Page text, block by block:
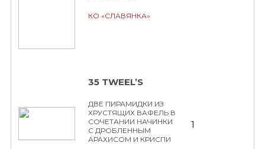
КО «СЛАВЯНКА»
35 TWEEL’S
ДВЕ ПИРАМИДКИ ИЗ
ХРУСТЯЩИХ ВАФЕЛЬ В
СОЧЕТАНИИ НАЧИНКИ
С ДРОБЛЕННЫМ
АРАХИСОМ И КРИСПИ
1